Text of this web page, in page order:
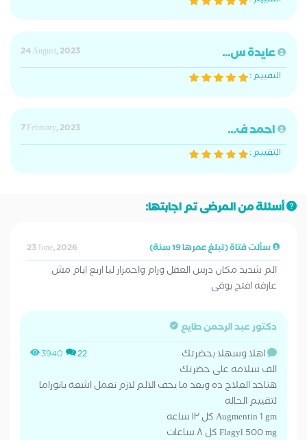
عايدة س...
24 August, 2023
التقييم :
احمد ف...
7 February, 2023
التقييم :
أسئلة من المرضى تم اجابتها:
سألت فتاة (تبلغ عمرها 19 سنة) 23 June, 2026
الم شديد مكان درس العقل ورام واحمرار ليا اربع ايام مش
عارفه افتح بوقى
دكتور عبد الرحمن طايع
3940 22
اهلا وسهلا بحضرتك
الف سلامه على حضرتك
هناخد العلاج ده وبعد ما يخف الالم لازم نعمل اشعة بانوراما
لتقييم الحاله
Augmentin 1 gm كل ١٢ ساعه
Flagyl 500 mg كل ٨ ساعات